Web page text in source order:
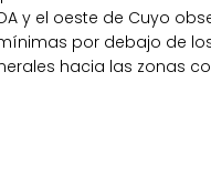
y el oeste de Cuyo
por debajo de
hacia las zonas